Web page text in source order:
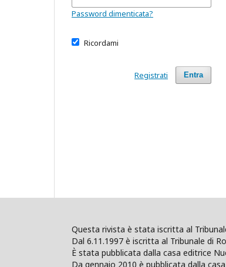
Password dimenticata?
Ricordami
Entra
Registrati
Questa rivista è stata iscritta al
Dal 6.11.1997 è iscritta al Tribunale di
È stata pubblicata dalla casa editrice
Da gennaio 2010 è pubblicata dalla